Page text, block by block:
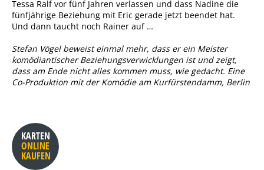
Tessa Ralf vor fünf Jahren verlassen und dass Nadine die
fünfjährige Beziehung mit Eric gerade jetzt beendet hat.
Und dann taucht noch Rainer auf …
Stefan Vögel beweist einmal mehr, dass er ein Meister
komödiantischer Beziehungsverwicklungen ist und zeigt,
dass am Ende nicht alles kommen muss, wie gedacht. Eine
Co-Produktion mit der Komödie am Kurfürstendamm, Berlin
KARTEN
ONLINE
KAUFEN